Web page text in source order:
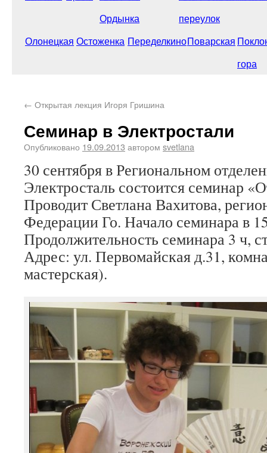
Ордынка
переулок
Олонецкая Остоженка ПеределкиноПоварская
гора
← Открытая лекция Игоря Гришина
Семинар в Электростали
Опубликовано 19.09.2013 автором svetlana
30 сентября в Региональном
Электросталь состоится семинар
Проводит Светлана Вахитова,
Федерации Го. Начало семинара в
Продолжительность семинара 3 ч,
Адрес: ул. Первомайская д.31,
мастерская).